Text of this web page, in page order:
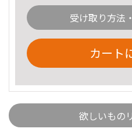
受け取り方法
カート
欲しいもの